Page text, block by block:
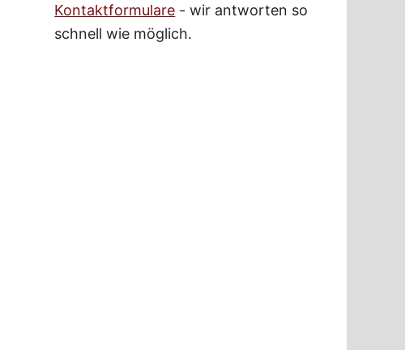
Kontaktformulare - wir antworten so
schnell wie möglich.